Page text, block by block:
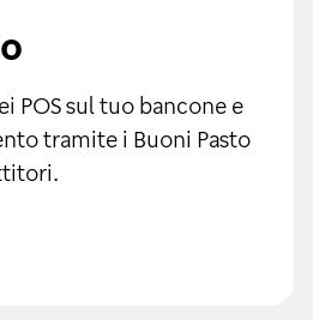
POS sul tuo bancone e
tramite i Buoni Pasto